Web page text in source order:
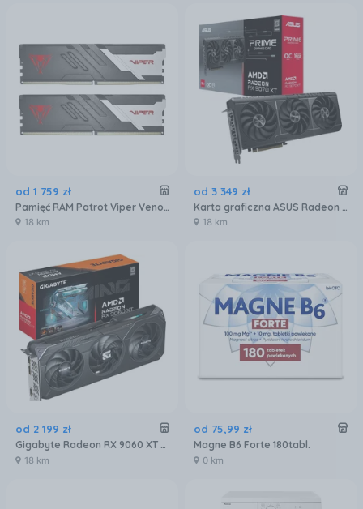
od 1 759 zł
Pamięć RAM Patrot Viper Venom DDR5 32GB 6000MTs (PVV532G600C30K)
18 km
od 3 349 zł
Karta graficzna ASUS Radeon RX 9070 XT Prime OC 16GB (90YV0L71M0NA00)
18 km
od 2 199 zł
Gigabyte Radeon RX 9060 XT GAMING OC 16GB GDDR6 FSR (GVR9060XTGAMINGOC16GD)
18 km
od 75,99 zł
Magne B6 Forte 180tabl.
0 km